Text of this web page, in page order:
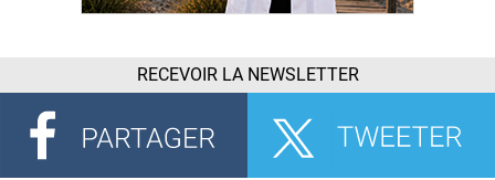
RECEVOIR LA NEWSLETTER